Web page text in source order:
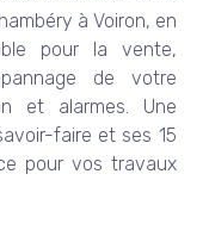
à Voiron, en
pour la vente,
de votre
et alarmes. Une
faire et ses 15
pour vos travaux